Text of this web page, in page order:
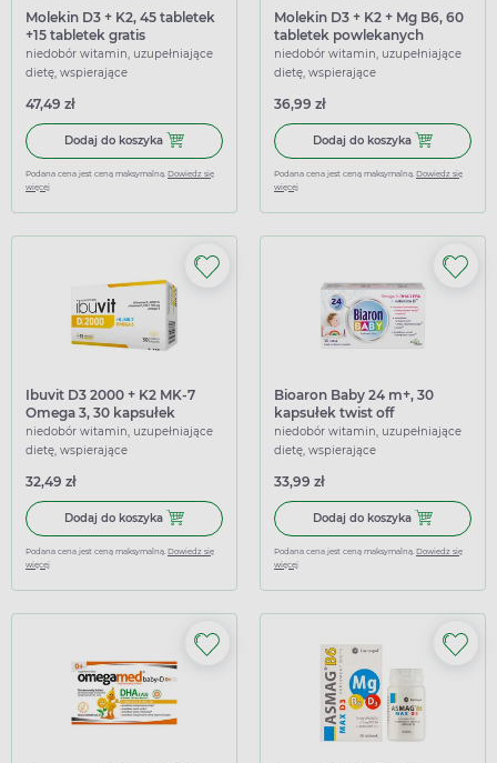
Molekin D3 + K2, 45 tabletek
+15 tabletek gratis
niedobór witamin, uzupełniające
dietę, wspierające
47,49 zł
Dodaj do koszyka Dodaj do koszyka Molekin D3 + K2, 45 tabletek +15
Podana cena jest ceną maksymalną. Dowiedz się
więcej
Molekin D3 + K2 + Mg B6, 60
tabletek powlekanych
niedobór witamin, uzupełniające
dietę, wspierające
36,99 zł
Dodaj do koszyka Dodaj do
Podana cena jest ceną maksymalną. Dowiedz się
więcej
Ibuvit D3 2000 + K2 MK-7
Omega 3, 30 kapsułek
niedobór witamin, uzupełniające
dietę, wspierające
32,49 zł
Dodaj do koszyka Dodaj do koszyka Ibuvit D3 2000 + K2 MK-7 Omega 3, 30
Podana cena jest ceną maksymalną. Dowiedz się
więcej
Bioaron Baby 24 m+, 30
kapsułek twist off
niedobór witamin, uzupełniające
dietę, wspierające
33,99 zł
Dodaj do koszyka Dodaj do
Podana cena jest ceną maksymalną. Dowiedz się
więcej